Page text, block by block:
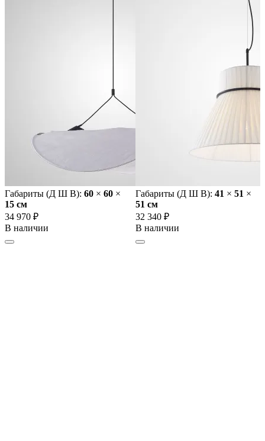
Габариты (Д Ш В): 60 × 60 ×
15 cм
34 970 ₽
В наличии
Габариты (Д Ш В): 41 × 51 ×
51 cм
32 340 ₽
В наличии